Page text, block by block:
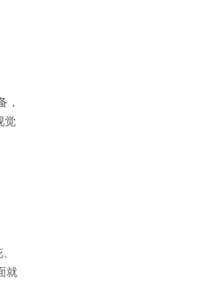
，
觉
就